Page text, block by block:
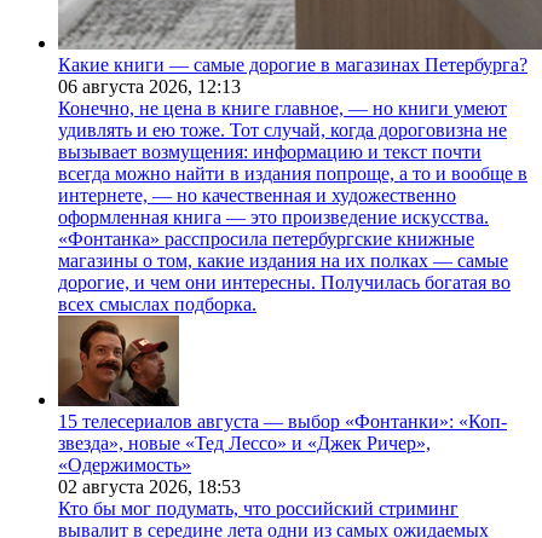
Какие книги — самые дорогие в магазинах Петербурга?
06 августа 2026, 12:13
Конечно, не цена в книге главное, — но книги умеют
удивлять и ею тоже. Тот случай, когда дороговизна не
вызывает возмущения: информацию и текст почти
всегда можно найти в издания попроще, а то и вообще в
интернете, — но качественная и художественно
оформленная книга — это произведение искусства.
«Фонтанка» расспросила петербургские книжные
магазины о том, какие издания на их полках — самые
дорогие, и чем они интересны. Получилась богатая во
всех смыслах подборка.
15 телесериалов августа — выбор «Фонтанки»: «Коп-
звезда», новые «Тед Лессо» и «Джек Ричер»,
«Одержимость»
02 августа 2026, 18:53
Кто бы мог подумать, что российский стриминг
вывалит в середине лета одни из самых ожидаемых